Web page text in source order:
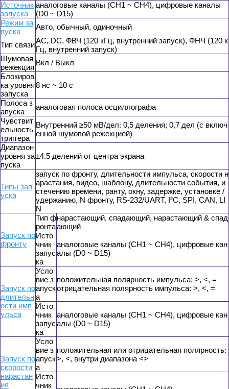
Источник
запуска
аналоговые каналы (CH1 ~ CH4), цифровые каналы
(D0 ~ D15)
Режим за
пуска
Авто, обычный, одиночный
Тип связиAC, DC, ФВЧ (120 кГц, внутренний запуск), ФНЧ (120 к
Гц, внутренний запуск)
Шумовая
режекция
Вкл / Выкл
Блокиров
ка уровня
запуска
8 нс ~ 10 с
Полоса з
апуска
аналоговая полоса осциллографа
Чувствит
ельность
триггера
Внутренний ≥50 мВ/дел: 0,5 деления; 0,7 дел (с включ
енной шумовой режекцией)
Диапазон
уровня за
пуска
±4.5 делений от центра экрана
Типы зап
уска
запуск по фронту, длительности импульса, скорости н
арастания, видео, шаблону, длительности события, и
стечению времени, ранту, окну, задержке, установке /
удержанию, N фронту, RS-232/UART, I²C, SPI, CAN, LI
N
Запуск по
фронту
Тип ф
ронта
нарастающий, спадающий, нарастающий & спад
ающий
Исто
чник
запус
ка
аналоговые каналы (CH1 ~ CH4), цифровые кан
алы (D0 ~ D15)
Запуск по
длительн
ости имп
ульса
Усло
вие з
апуск
а
положительная полярность импульса: >, <, =
отрицательная полярность импульса: >, <, =
Исто
чник
запус
ка
аналоговые каналы (CH1 ~ CH4), цифровые кан
алы (D0 ~ D15)
Запуск по
скорости
нарастан
ия
Усло
вие з
апуск
а
положительная или отрицательная полярность:
>, <, внутри диапазона <>
Исто
чник